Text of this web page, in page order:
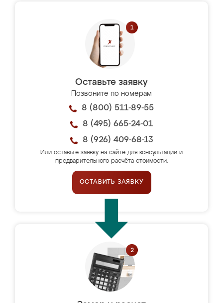
Оставьте заявку
Позвоните по номерам
8 (800) 511-89-55
8 (495) 665-24-01
8 (926) 409-68-13
Или оставьте заявку на сайте для консультации и
предварительного расчёта стоимости.
ОСТАВИТЬ ЗАЯВКУ